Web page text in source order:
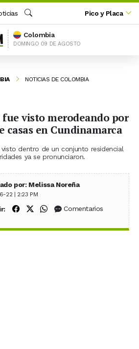
Buscar
Pico y Placa
Colombia
DOMINGO 09 DE AGOSTO
NOTICIAS DE COLOMBIA
visto merodeando por
casas en Cundinamarca
dentro de un conjunto residencial
ya se pronunciaron.
por: Melissa Noreña
22 | 2:23 PM
Compartir en Facebook
Compartir en X (Twitter)
Compartir en WhatsApp
Comentarios